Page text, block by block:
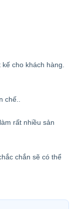
cho khách hàng.
rất nhiều sản
chắn sẽ có thể